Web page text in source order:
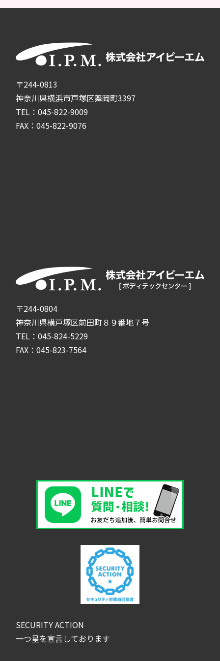
〒244-0813
神奈川県横浜市戸塚区舞岡町3397
TEL：045-822-9009
FAX：045-822-9076
〒244-0804
神奈川県横戸塚区前田町８９番地７号
TEL：045-824-5229
FAX：045-823-7564
SECURITY ACTION
一つ星を宣言しております